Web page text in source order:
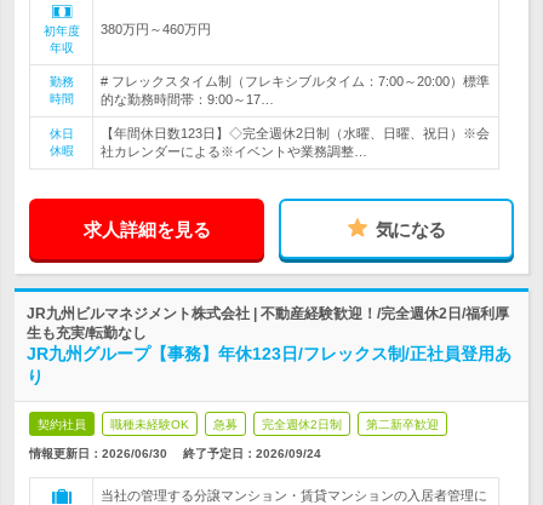
初年度
年収
380万円～460万円
勤務
時間
# フレックスタイム制（フレキシブルタイム：7:00～20:00）標準
的な勤務時間帯：9:00～17…
休日
休暇
【年間休日数123日】◇完全週休2日制（水曜、日曜、祝日）※会
社カレンダーによる※イベントや業務調整…
求人詳細を見る 気になる
JR九州ビルマネジメント株式会社 | 不動産経験歓迎！/完全週休2日/福利厚
生も充実/転勤なし
JR九州グループ【事務】年休123日/フレックス制/正社員登用あ
り
契約社員 職種未経験OK 急募 完全週休2日制 第二新卒歓迎
情報更新日：2026/06/30 終了予定日： 2026/09/24
当社の管理する分譲マンション・賃貸マンションの入居者管理に